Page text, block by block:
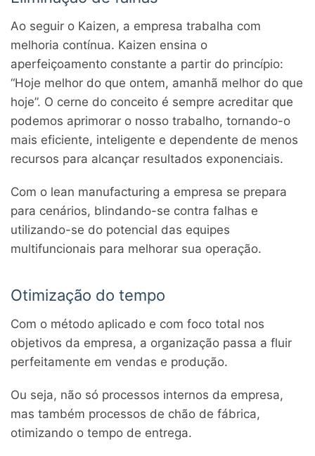
Ao seguir o Kaizen, a empresa trabalha com
melhoria contínua. Kaizen ensina o
aperfeiçoamento constante a partir do princípio:
“Hoje melhor do que ontem, amanhã melhor do que
hoje”. O cerne do conceito é sempre acreditar que
podemos aprimorar o nosso trabalho, tornando-o
mais eficiente, inteligente e dependente de menos
recursos para alcançar resultados exponenciais.
Com o lean manufacturing a empresa se prepara
para cenários, blindando-se contra falhas e
utilizando-se do potencial das equipes
multifuncionais para melhorar sua operação.
Otimização do tempo
Com o método aplicado e com foco total nos
objetivos da empresa, a organização passa a fluir
perfeitamente em vendas e produção.
Ou seja, não só processos internos da empresa,
mas também processos de chão de fábrica,
otimizando o tempo de entrega.